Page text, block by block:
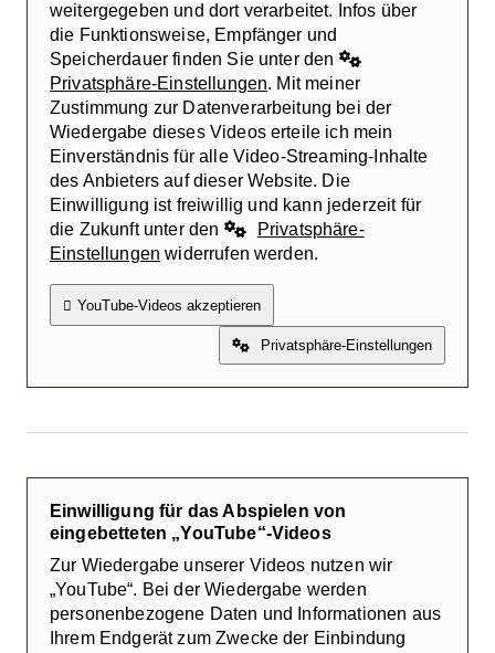
weitergegeben und dort verarbeitet. Infos über
die Funktionsweise, Empfänger und
Speicherdauer finden Sie unter den
Privatsphäre-Einstellungen. Mit meiner
Zustimmung zur Datenverarbeitung bei der
Wiedergabe dieses Videos erteile ich mein
Einverständnis für alle Video-Streaming-Inhalte
des Anbieters auf dieser Website. Die
Einwilligung ist freiwillig und kann jederzeit für
die Zukunft unter den
Privatsphäre-
Einstellungen widerrufen werden.
YouTube-Videos akzeptieren
Privatsphäre-Einstellungen
Einwilligung für das Abspielen von
eingebetteten „YouTube“-Videos
Zur Wiedergabe unserer Videos nutzen wir
„YouTube“. Bei der Wiedergabe werden
personenbezogene Daten und Informationen aus
Ihrem Endgerät zum Zwecke der Einbindung